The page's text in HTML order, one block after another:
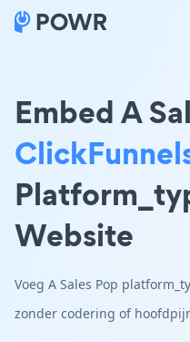
Embed A
Website
Voeg A Sales Pop
zonder codering of